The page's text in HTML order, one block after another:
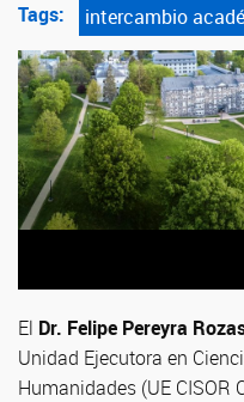
Tags: intercambio
El Dr. Felipe Pereyra
Unidad Ejecutora en
Humanidades (UE CISOR